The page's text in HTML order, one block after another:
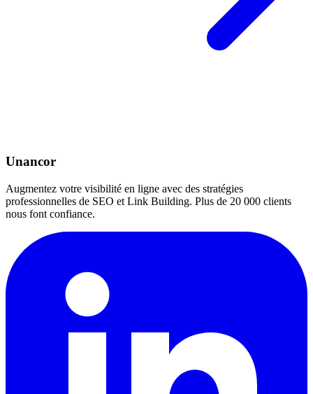
Unancor
Augmentez votre visibilité en ligne avec des stratégies
professionnelles de SEO et Link Building. Plus de 20 000 clients
nous font confiance.